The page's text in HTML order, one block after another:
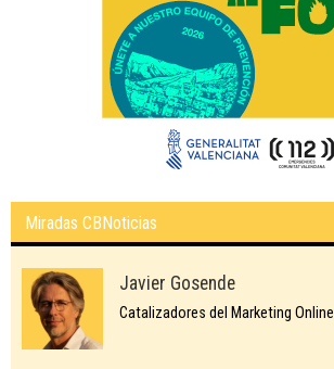
Miradas CBNoticias
Javier Gosende
Catalizadores del Marketing Online